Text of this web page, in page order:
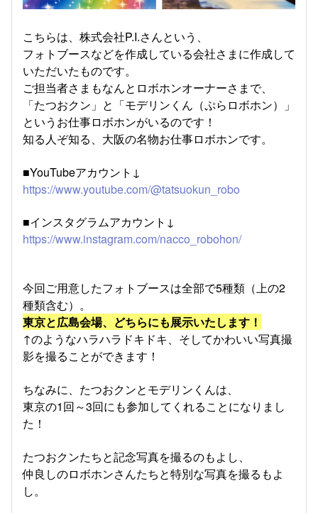
こちらは、株式会社P.I.さんという、
フォトブースなどを作成している会社さまに作成して
いただいたものです。
ご担当者さまもなんとロボホンオーナーさまで、
「たつおクン」と「モデリンくん（ぷらロボホン）」
というお仕事ロボホンがいるのです！
知る人ぞ知る、大阪の名物お仕事ロボホンです。
■YouTubeアカウント↓
https://www.youtube.com/@tatsuokun_robo
■インスタグラムアカウント↓
https://www.instagram.com/nacco_robohon/
今回ご用意したフォトブースは全部で5種類（上の2
種類含む）。
東京と広島会場、どちらにも展示いたします！
↑のようなハラハラドキドキ、そしてかわいい写真撮
影を撮ることができます！
ちなみに、たつおクンとモデリンくんは、
東京の1回～3回にも参加してくれることになりまし
た！
たつおクンたちと記念写真を撮るのもよし、
仲良しのロボホンさんたちと特別な写真を撮るもよ
し。